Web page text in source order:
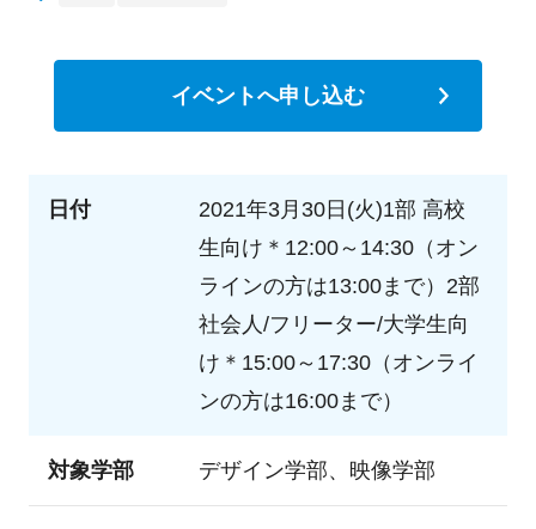
イベントへ申し込む
日付
2021年3月30日(火)1部 高校
生向け＊12:00～14:30（オン
ラインの方は13:00まで）2部
社会人/フリーター/大学生向
け＊15:00～17:30（オンライ
ンの方は16:00まで）
対象学部 デザイン学部、映像学部